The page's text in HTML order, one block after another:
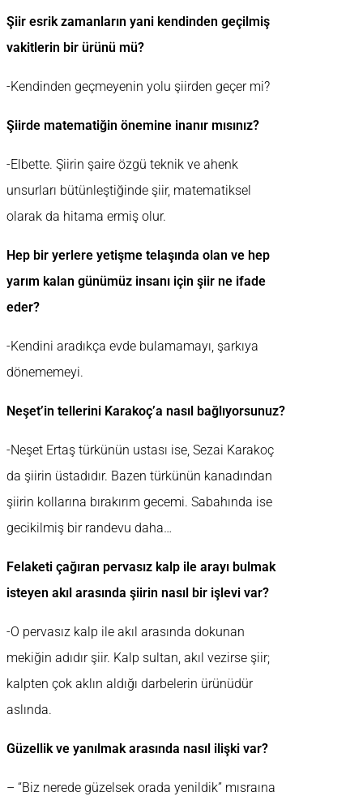
Şiir esrik zamanların yani kendinden geçilmiş
vakitlerin bir ürünü mü?
-Kendinden geçmeyenin yolu şiirden geçer mi?
Şiirde matematiğin önemine inanır mısınız?
-Elbette. Şiirin şaire özgü teknik ve ahenk
unsurları bütünleştiğinde şiir, matematiksel
olarak da hitama ermiş olur.
Hep bir yerlere yetişme telaşında olan ve hep
yarım kalan günümüz insanı için şiir ne ifade
eder?
-Kendini aradıkça evde bulamamayı, şarkıya
dönememeyi.
Neşet’in tellerini Karakoç’a nasıl bağlıyorsunuz?
-Neşet Ertaş türkünün ustası ise, Sezai Karakoç
da şiirin üstadıdır. Bazen türkünün kanadından
şiirin kollarına bırakırım gecemi. Sabahında ise
gecikilmiş bir randevu daha…
Felaketi çağıran pervasız kalp ile arayı bulmak
isteyen akıl arasında şiirin nasıl bir işlevi var?
-O pervasız kalp ile akıl arasında dokunan
mekiğin adıdır şiir. Kalp sultan, akıl vezirse şiir;
kalpten çok aklın aldığı darbelerin ürünüdür
aslında.
Güzellik ve yanılmak arasında nasıl ilişki var?
– “Biz nerede güzelsek orada yenildik” mısraına